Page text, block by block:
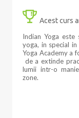
Acest curs
Indian Yoga
yoga, in special
Yoga Academy a
de a extinde
lumii intr-o
zone.